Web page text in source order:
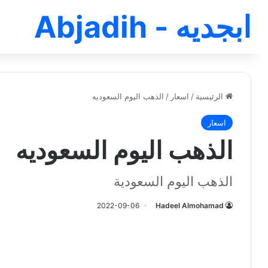
ابجديه - Abjadih
الرئيسية / اسعار / الذهب اليوم السعوديه
اسعار
الذهب اليوم السعوديه
الذهب اليوم السعودية
Hadeel Almohamad
2022-09-06